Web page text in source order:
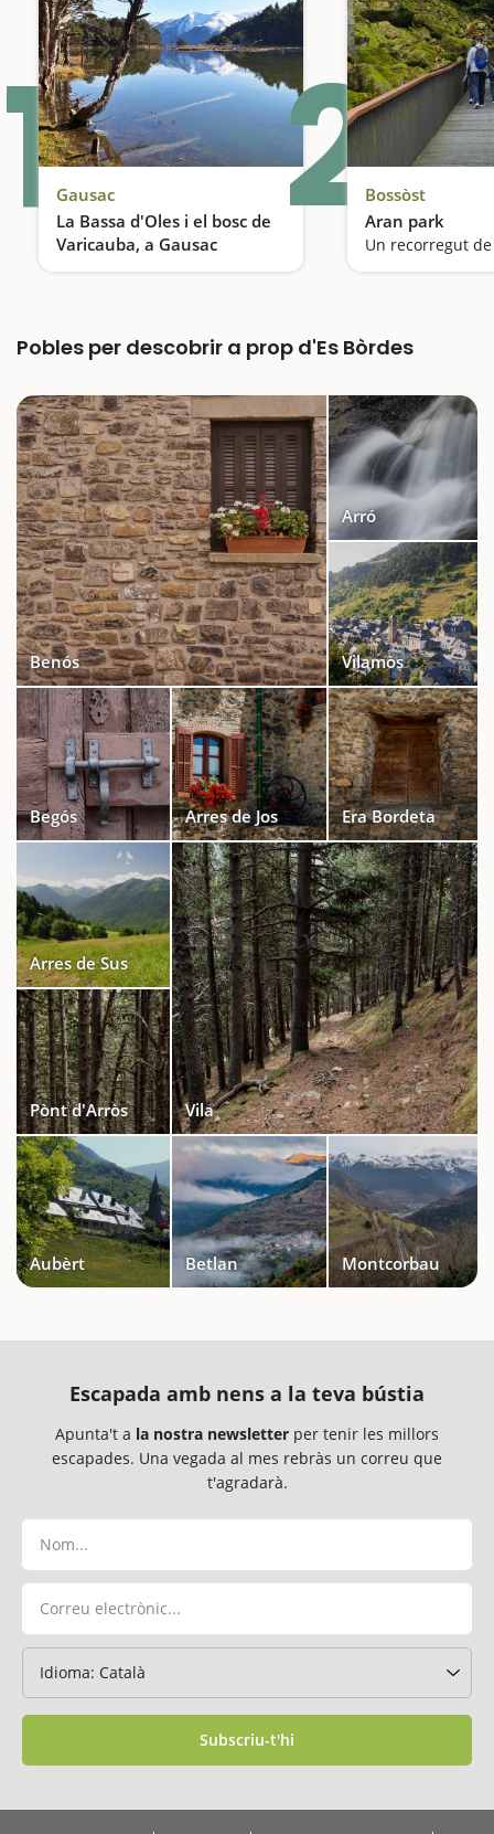
1 Gausac
La Bassa d'Oles i el bosc de
Varicauba, a Gausac
Un tresor d'aigua
2Bossòst
Aran park
Pobles per descobrir a prop d'Es Bòrdes
Benós
Arró
Vilamòs
Begós Arres de Jos Era Bordeta
Arres de Sus
Pònt d'Arròs Vila
Aubèrt Betlan Montcorbau
Escapada amb nens a la teva bústia
Apunta't a la nostra newsletter per tenir les millors
escapades. Una vegada al mes rebràs un correu que
t'agradarà.
Subscriu-t'hi